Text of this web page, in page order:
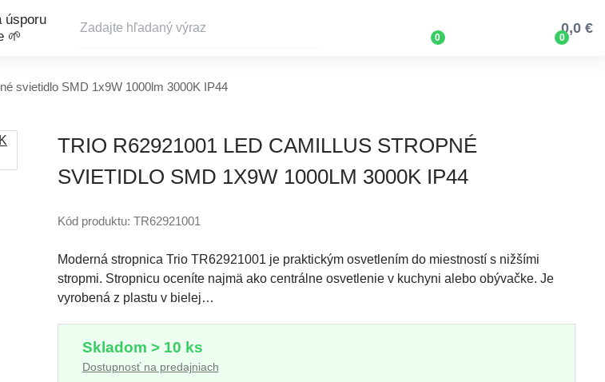
úsporu
🌱
0 0
0,0 €
svietidlo SMD 1x9W 1000lm 3000K IP44
TRIO R62921001 LED CAMILLUS STROPNÉ
SVIETIDLO SMD 1X9W 1000LM 3000K IP44
Kód produktu: TR62921001
Moderná stropnica Trio TR62921001 je praktickým osvetlením do miestností s nižšími
stropmi. Stropnicu oceníte najmä ako centrálne osvetlenie v kuchyni alebo obývačke. Je
vyrobená z plastu v bielej…
Skladom > 10 ks
Dostupnosť na predajniach